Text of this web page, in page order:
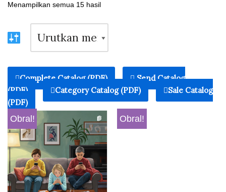
Menampilkan semua 15 hasil
Complete Catalog (PDF)
Send Catalog
(PDF)
Category Catalog (PDF)
Sale Catalog
(PDF)
Obral! Obral!